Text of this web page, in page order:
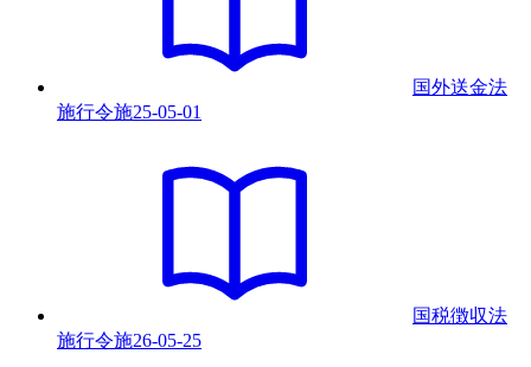
国外送金法
施行令施25-05-01
国税徴収法
施行令施26-05-25